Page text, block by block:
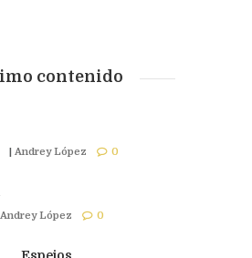
contenido
| Andrey López 0
Andrey López 0